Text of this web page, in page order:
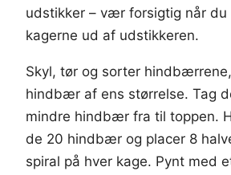
udstikker – vær forsigtig når du
kagerne ud af udstikkeren.
Skyl, tør og sorter
hindbær af ens størrelse. Tag
mindre hindbær fra til toppen.
de 20 hindbær og placer 8
spiral på hver kage. Pynt med